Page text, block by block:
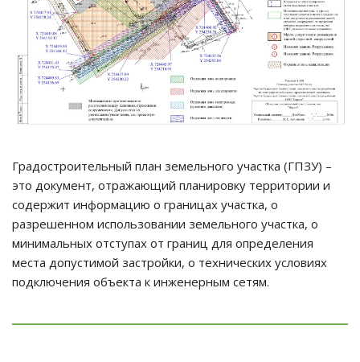
Градостроительный план земельного участка (ГПЗУ) –
это документ, отражающий планировку территории и
содержит информацию о границах участка, о
разрешенном использовании земельного участка, о
минимальных отступах от границ для определения
места допустимой застройки, о технических условиях
подключения объекта к инженерным сетям.